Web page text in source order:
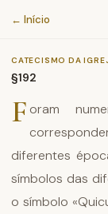
← Início
CATECISMO DA
§192
F oram
diferentes
símbolos das
o símbolo